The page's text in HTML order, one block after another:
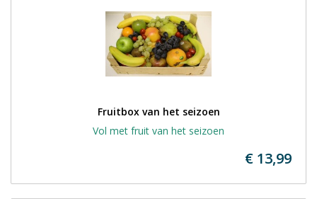
Fruitbox van het seizoen
Vol met fruit van het seizoen
€ 13,99